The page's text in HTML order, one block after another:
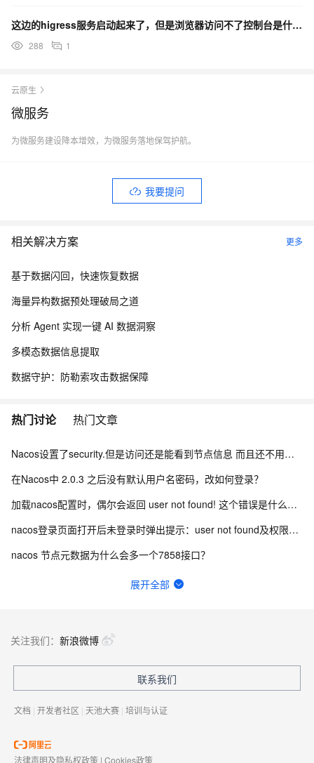
这边的higress服务启动起来了，但是浏览器访问不了控制台是什么原因呢？
288 1
云原生
微服务
为微服务建设降本增效，为微服务落地保驾护航。
我要提问
相关解决方案 更多
基于数据闪回，快速恢复数据
海量异构数据预处理破局之道
分析 Agent 实现一键 AI 数据洞察
多模态数据信息提取
数据守护：防勒索攻击数据保障
热门讨论 热门文章
Nacos设置了security.但是访问还是能看到节点信息 而且还不用验证身份怎么办？
在Nacos中 2.0.3 之后没有默认用户名密码，改如何登录？
加载nacos配置时，偶尔会返回 user not found! 这个错误是什么引起的？
nacos登录页面打开后未登录时弹出提示：user not found及权限认证失败怎么办？
nacos 节点元数据为什么会多一个7858接口？
nacos2.4如何使用pg数据库初始化sql？
nacos连接超时原因有哪些？
nacos的docker镜像去哪里下？
展开全部
关注我们： 新浪微博
联系我们
文档 | 开发者社区 | 天池大赛 | 培训与认证
法律声明及隐私权政策 | Cookies政策